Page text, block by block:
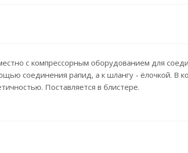
с компрессорным оборудованием для
соединения рапид, а к шлангу - ёлочкой. В
Поставляется в блистере.